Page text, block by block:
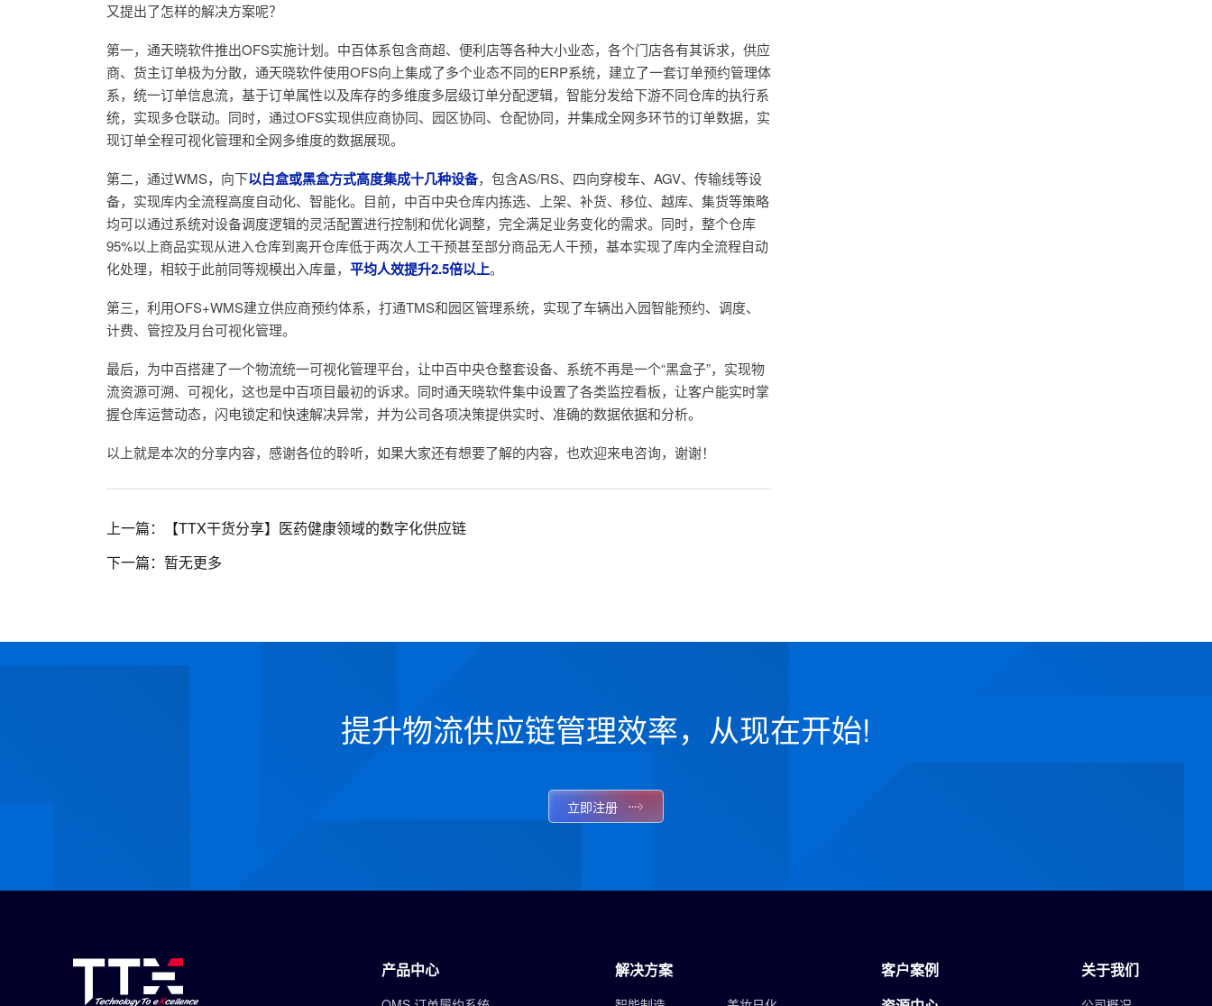
又提出了怎样的解决方案呢？
第一，通天晓软件推出OFS实施计划。中百体系包含商超、便利店等各种大小业态，各个门店各有其诉求，供应
商、货主订单极为分散，通天晓软件使用OFS向上集成了多个业态不同的ERP系统，建立了一套订单预约管理体
系，统一订单信息流，基于订单属性以及库存的多维度多层级订单分配逻辑，智能分发给下游不同仓库的执行系
统，实现多仓联动。同时，通过OFS实现供应商协同、园区协同、仓配协同，并集成全网多环节的订单数据，实
现订单全程可视化管理和全网多维度的数据展现。
第二，通过WMS，向下以白盒或黑盒方式高度集成十几种设备，包含AS/RS、四向穿梭车、AGV、传输线等设
备，实现库内全流程高度自动化、智能化。目前，中百中央仓库内拣选、上架、补货、移位、越库、集货等策略
均可以通过系统对设备调度逻辑的灵活配置进行控制和优化调整，完全满足业务变化的需求。同时，整个仓库
95%以上商品实现从进入仓库到离开仓库低于两次人工干预甚至部分商品无人干预，基本实现了库内全流程自动
化处理，相较于此前同等规模出入库量， 平均人效提升2.5倍以上。
第三，利用OFS+WMS建立供应商预约体系，打通TMS和园区管理系统，实现了车辆出入园智能预约、调度、
计费、管控及月台可视化管理。
最后，为中百搭建了一个物流统一可视化管理平台，让中百中央仓整套设备、系统不再是一个“黑盒子”，实现物
流资源可溯、可视化，这也是中百项目最初的诉求。同时通天晓软件集中设置了各类监控看板，让客户能实时掌
握仓库运营动态，闪电锁定和快速解决异常，并为公司各项决策提供实时、准确的数据依据和分析。
以上就是本次的分享内容，感谢各位的聆听，如果大家还有想要了解的内容，也欢迎来电咨询，谢谢！
上一篇：【TTX干货分享】医药健康领域的数字化供应链
下一篇：暂无更多
提升物流供应链管理效率，从现在开始!
立即注册
产品中心 解决方案
客户案例
关于我们